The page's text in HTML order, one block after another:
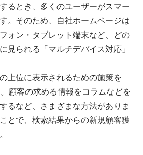
るとき、多くのユーザーがスマー
。そのため、自社ホームページは
ォン・タブレット端末など、どの
見られる「マルチデバイス対応」
上位に表示されるための施策を
顧客の求める情報をコラムなどを
るなど、さまざまな方法がありま
とで、検索結果からの新規顧客獲